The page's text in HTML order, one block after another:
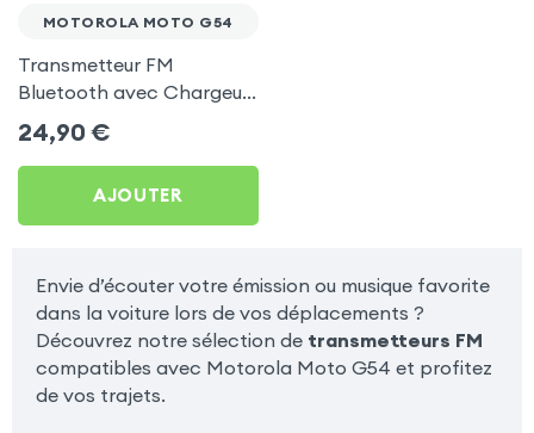
MOTOROLA MOTO G54
Transmetteur FM
Bluetooth avec Chargeur
Allume Cigare USB / USB-
C, C2 - Noir pour
Motorola Moto G54
24,90 €
AJOUTER
Envie d’écouter votre émission ou musique favorite
dans la voiture lors de vos déplacements ?
Découvrez notre sélection de transmetteurs FM
compatibles avec Motorola Moto G54 et profitez
de vos trajets.